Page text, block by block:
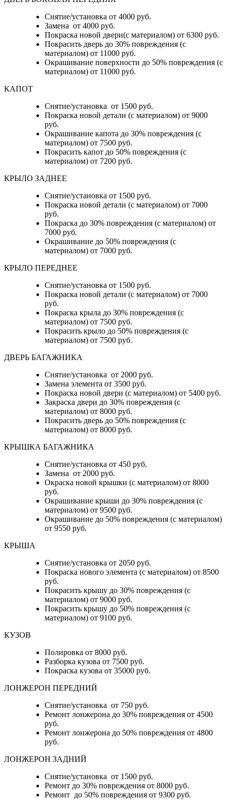
Снятие/установка от 4000 руб.
Замена от 4000 руб.
Покраска новой двери(с материалом) от 6300 руб.
Покрасить дверь до 30% повреждения (с
материалом) от 11000 руб.
Окрашивание поверхности до 50% повреждения (с
материалом) от 11000 руб.
КАПОТ
Снятие/установка от 1500 руб.
Покраска новой детали (с материалом) от 9000
руб.
Окрашивание капота до 30% повреждения (с
материалом) от 7500 руб.
Покрасить капот до 50% повреждения (с
материалом) от 7200 руб.
КРЫЛО ЗАДНЕЕ
Снятие/установка от 1500 руб.
Покраска новой детали (с материалом) от 7000
руб.
Покраска до 30% повреждения (с материалом) от
7000 руб.
Окрашивание до 50% повреждения (с
материалом) от 7000 руб.
КРЫЛО ПЕРЕДНЕЕ
Снятие/установка от 1500 руб.
Покраска новой детали (с материалом) от 7000
руб.
Покраска крыла до 30% повреждения (с
материалом) от 7500 руб.
Покрасить крыло до 50% повреждения (с
материалом) от 7500 руб.
ДВЕРЬ БАГАЖНИКА
Снятие/установка от 2000 руб.
Замена элемента от 3500 руб.
Покраска новой двери (с материалом) от 5400 руб.
Закраска двери до 30% повреждения (с
материалом) от 8000 руб.
Покрасить дверь до 50% повреждения (с
материалом) от 8000 руб.
КРЫШКА БАГАЖНИКА
Снятие/установка от 450 руб.
Замена от 2000 руб.
Окраска новой крышки (с материалом) от 8000
руб.
Окрашивание крыши до 30% повреждения (с
материалом) от 9500 руб.
Окрашивание до 50% повреждения (с материалом)
от 9550 руб.
КРЫША
Снятие/установка от 2050 руб.
Покраска нового элемента (с материалом) от 8500
руб.
Покрасить крышу до 30% повреждения (с
материалом) от 9000 руб.
Покрасить крышу до 50% повреждения (с
материалом) от 9100 руб.
КУЗОВ
Полировка от 8000 руб.
Разборка кузова от 7500 руб.
Покраска кузова от 35000 руб.
ЛОНЖЕРОН ПЕРЕДНИЙ
Снятие/установка от 750 руб.
Ремонт лонжерона до 30% повреждения от 4500
руб.
Ремонт лонжерона до 50% повреждения от 4800
руб.
ЛОНЖЕРОН ЗАДНИЙ
Снятие/установка от 1500 руб.
Ремонт до 30% повреждения от 8000 руб.
Ремонт до 50% повреждения от 9300 руб.